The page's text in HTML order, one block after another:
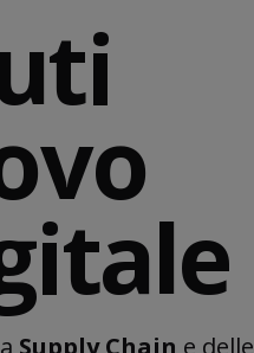
Supply Chain e delle